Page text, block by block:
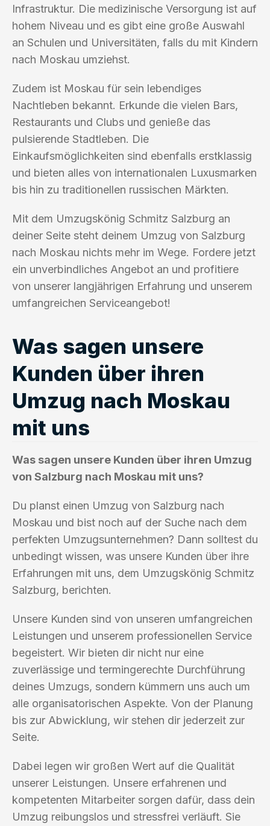
Infrastruktur. Die medizinische Versorgung ist auf
hohem Niveau und es gibt eine große Auswahl
an Schulen und Universitäten, falls du mit Kindern
nach Moskau umziehst.
Zudem ist Moskau für sein lebendiges
Nachtleben bekannt. Erkunde die vielen Bars,
Restaurants und Clubs und genieße das
pulsierende Stadtleben. Die
Einkaufsmöglichkeiten sind ebenfalls erstklassig
und bieten alles von internationalen Luxusmarken
bis hin zu traditionellen russischen Märkten.
Mit dem Umzugskönig Schmitz Salzburg an
deiner Seite steht deinem Umzug von Salzburg
nach Moskau nichts mehr im Wege. Fordere jetzt
ein unverbindliches Angebot an und profitiere
von unserer langjährigen Erfahrung und unserem
umfangreichen Serviceangebot!
Was sagen unsere
Kunden über ihren
Umzug nach Moskau
mit uns
Was sagen unsere Kunden über ihren Umzug
von Salzburg nach Moskau mit uns?
Du planst einen Umzug von Salzburg nach
Moskau und bist noch auf der Suche nach dem
perfekten Umzugsunternehmen? Dann solltest du
unbedingt wissen, was unsere Kunden über ihre
Erfahrungen mit uns, dem Umzugskönig Schmitz
Salzburg, berichten.
Unsere Kunden sind von unseren umfangreichen
Leistungen und unserem professionellen Service
begeistert. Wir bieten dir nicht nur eine
zuverlässige und termingerechte Durchführung
deines Umzugs, sondern kümmern uns auch um
alle organisatorischen Aspekte. Von der Planung
bis zur Abwicklung, wir stehen dir jederzeit zur
Seite.
Dabei legen wir großen Wert auf die Qualität
unserer Leistungen. Unsere erfahrenen und
kompetenten Mitarbeiter sorgen dafür, dass dein
Umzug reibungslos und stressfrei verläuft. Sie